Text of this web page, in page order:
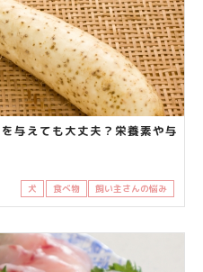
与えても大丈夫？栄養素や与
犬 食べ物 飼い主さんの悩み